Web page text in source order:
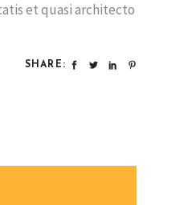
et quasi architecto
SHARE: